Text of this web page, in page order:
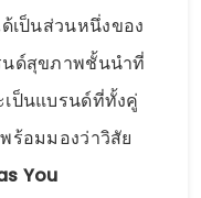
เป็นส่วนหนึ่งของ
นด์สุขภาพชั้นนำที่
ป็นแบรนด์ที่ทั้งคู่
ร้อมมองว่าวิสัย
You